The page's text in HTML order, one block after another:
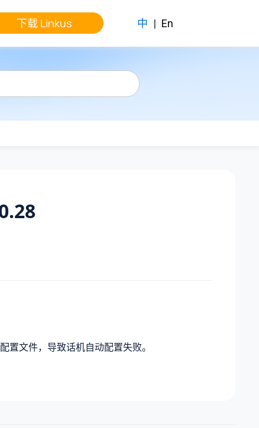
下载 Linkus 中 | En
置文件，导致话机自动配置失败。